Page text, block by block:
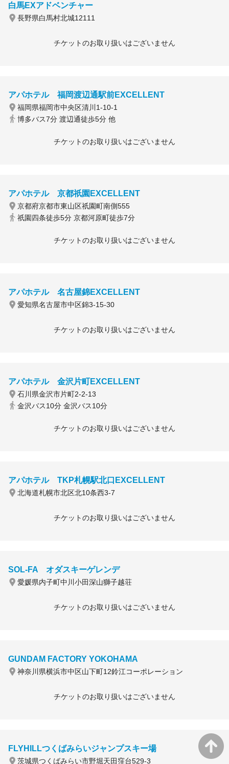
白馬EXアドベンチャー
長野県白馬村北城12111
チケットのお取り扱いはございません
アパホテル 福岡渡辺通駅前EXCELLENT
福岡県福岡市中央区清川1-10-1
博多バス7分 渡辺通徒歩5分 他
チケットのお取り扱いはございません
アパホテル 京都祇園EXCELLENT
京都府京都市東山区祇園町南側555
祇園四条徒歩5分 京都河原町徒歩7分
チケットのお取り扱いはございません
アパホテル 名古屋錦EXCELLENT
愛知県名古屋市中区錦3-15-30
チケットのお取り扱いはございません
アパホテル 金沢片町EXCELLENT
石川県金沢市片町2-2-13
金沢バス10分 金沢バス10分
チケットのお取り扱いはございません
アパホテル TKP札幌駅北口EXCELLENT
北海道札幌市北区北10条西3-7
チケットのお取り扱いはございません
SOL-FA オダスキーゲレンデ
愛媛県内子町中川小田深山獅子越荘
チケットのお取り扱いはございません
GUNDAM FACTORY YOKOHAMA
神奈川県横浜市中区山下町12鈴江コーポレーション
チケットのお取り扱いはございません
FLYHILLつくばみらいジャンプスキー場
茨城県つくばみらい市野堀天田窪台529-3